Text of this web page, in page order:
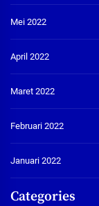
Mei 2022
April 2022
Maret 2022
Februari 2022
Januari 2022
Categories